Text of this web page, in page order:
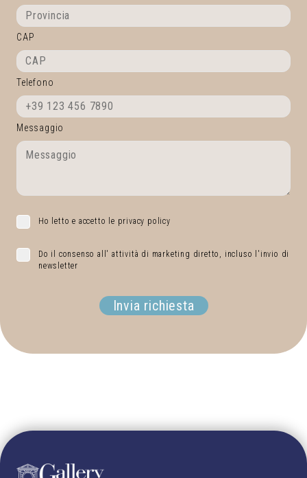
CAP
Telefono
Messaggio
Ho letto e accetto le privacy policy
Do il consenso all' attività di marketing diretto, incluso l'invio di
newsletter
Invia richiesta